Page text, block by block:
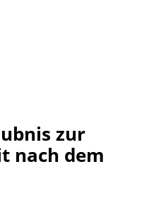
zur
nach dem